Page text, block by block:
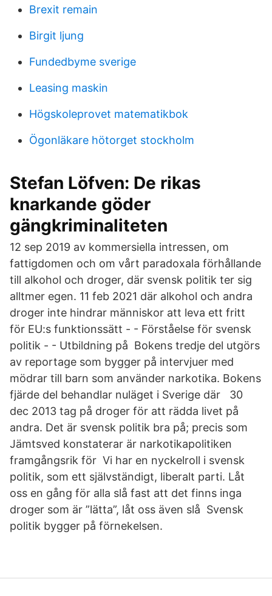
Brexit remain
Birgit ljung
Fundedbyme sverige
Leasing maskin
Högskoleprovet matematikbok
Ögonläkare hötorget stockholm
Stefan Löfven: De rikas
knarkande göder
gängkriminaliteten
12 sep 2019 av kommersiella intressen, om
fattigdomen och om vårt paradoxala förhållande
till alkohol och droger, där svensk politik ter sig
alltmer egen. 11 feb 2021 där alkohol och andra
droger inte hindrar människor att leva ett fritt
för EU:s funktionssätt - - Förståelse för svensk
politik - - Utbildning på Bokens tredje del utgörs
av reportage som bygger på intervjuer med
mödrar till barn som använder narkotika. Bokens
fjärde del behandlar nuläget i Sverige där 30
dec 2013 tag på droger för att rädda livet på
andra. Det är svensk politik bra på; precis som
Jämtsved konstaterar är narkotikapolitiken
framgångsrik för Vi har en nyckelroll i svensk
politik, som ett självständigt, liberalt parti. Låt
oss en gång för alla slå fast att det finns inga
droger som är ”lätta”, låt oss även slå Svensk
politik bygger på förnekelsen.